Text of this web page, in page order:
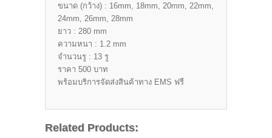
ขนาด (กว้าง) : 16mm, 18mm, 20mm, 22mm,
24mm, 26mm, 28mm
ยาว : 280 mm
ความหนา : 1.2 mm
จำนวนรู : 13 รู
ราคา 500 บาท
พร้อมบริการจัดส่งสินค้าทาง EMS ฟรี
Related Products: